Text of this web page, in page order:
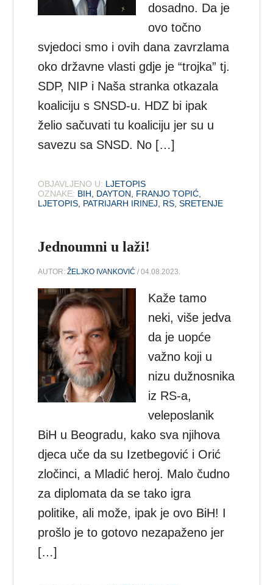
dosadno. Da je
ovo točno
svjedoci smo i ovih dana zavrzlama
oko državne vlasti gdje je “trojka” tj.
SDP, NIP i Naša stranka otkazala
koaliciju s SNSD-u. HDZ bi ipak
želio sačuvati tu koaliciju jer su u
savezu sa SNSD. No […]
OBJAVLJENO U: LJETOPIS
OZNAKE: BIH DAYTON FRANJO TOPIĆ
LJETOPIS PATRIJARH IRINEJ RS ,SRETENJE
Jednoumni u laži!
AUTOR:ŽELJKO IVANKOVIĆ / 04.08.2023.
Kaže tamo
neki, više jedva
da je uopće
važno koji u
nizu dužnosnika
iz RS-a,
veleposlanik
BiH u Beogradu, kako sva njihova
djeca uče da su Izetbegović i Orić
zločinci, a Mladić heroj. Malo čudno
za diplomata da se tako igra
politike, ali može, ipak je ovo BiH! I
prošlo je to gotovo nezapaženo jer
[…]